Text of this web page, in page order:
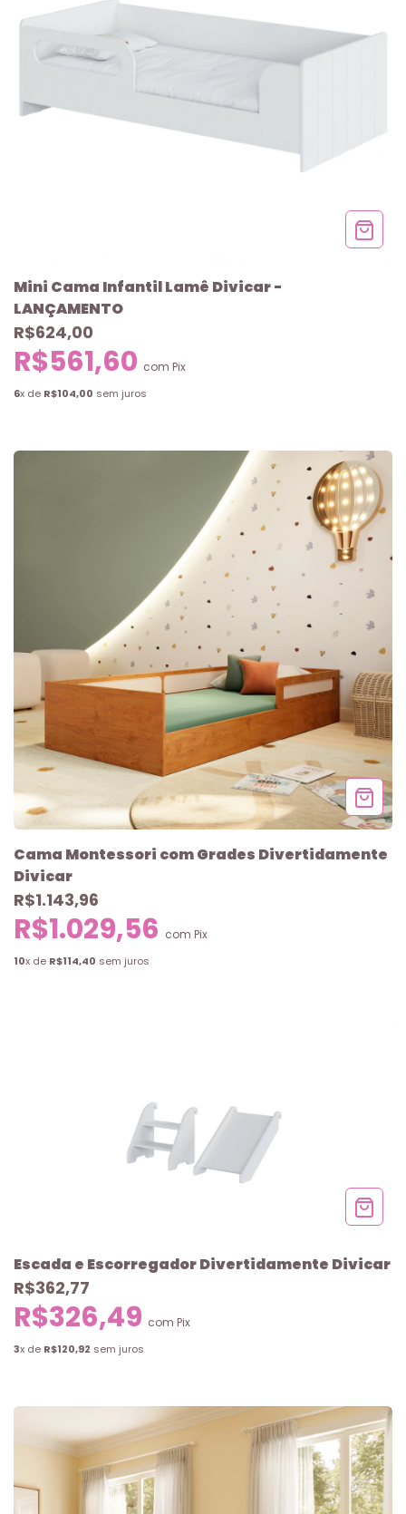
Mini Cama Infantil Lamê Divicar -
LANÇAMENTO
R$624,00
R$561,60 com Pix
6x de R$104,00 sem juros
Cama Montessori com Grades Divertidamente
Divicar
R$1.143,96
R$1.029,56 com Pix
10x de R$114,40 sem juros
Escada e Escorregador Divertidamente Divicar
R$362,77
R$326,49 com Pix
3x de R$120,92 sem juros